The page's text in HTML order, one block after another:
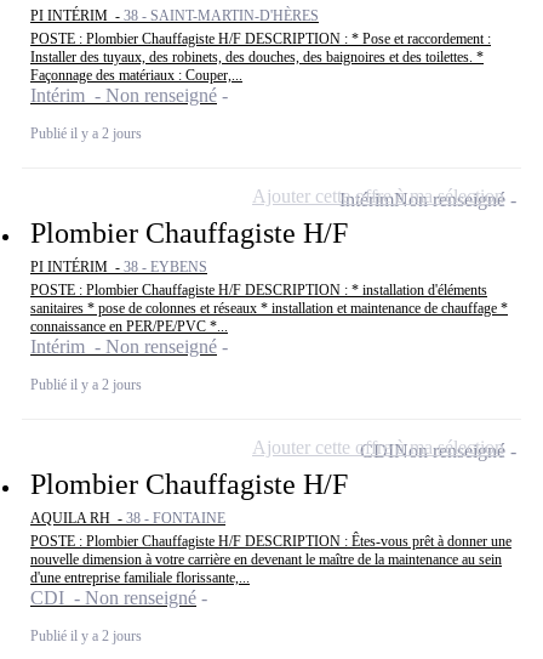
PI INTÉRIM - 38 - SAINT-MARTIN-D'HÈRES
POSTE : Plombier Chauffagiste H/F DESCRIPTION : * Pose et raccordement :
Installer des tuyaux, des robinets, des douches, des baignoires et des toilettes. *
Façonnage des matériaux : Couper,...
Intérim - Non renseigné
Publié il y a 2 jours
Plombier Chauffagiste H/F
PI INTÉRIM - 38 - EYBENS
POSTE : Plombier Chauffagiste H/F DESCRIPTION : * installation d'éléments
sanitaires * pose de colonnes et réseaux * installation et maintenance de chauffage *
connaissance en PER/PE/PVC *...
Intérim - Non renseigné
Publié il y a 2 jours
IntérimNon renseigné
Ajouter cette offre à ma sélection
Plombier Chauffagiste H/F
AQUILA RH - 38 - FONTAINE
POSTE : Plombier Chauffagiste H/F DESCRIPTION : Êtes-vous prêt à donner une
nouvelle dimension à votre carrière en devenant le maître de la maintenance au sein
d'une entreprise familiale florissante,...
CDI - Non renseigné
Publié il y a 2 jours
CDINon renseigné
Ajouter cette offre à ma sélection